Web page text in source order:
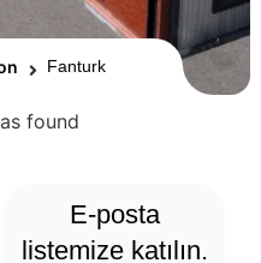
Fanturk
found
E-posta
listemize katılın.